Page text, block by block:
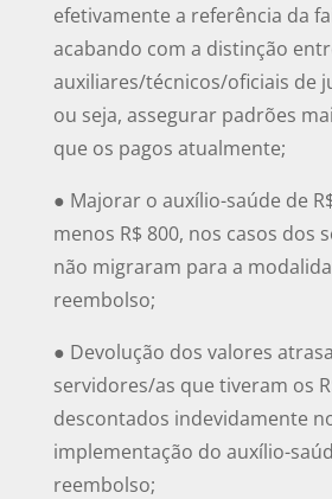
efetivamente a referência da
acabando com a distinção
auxiliares/técnicos/oficiais de
ou seja, assegurar padrões
que os pagos atualmente;
● Majorar o auxílio-saúde de
menos R$ 800, nos casos dos
não migraram para a
reembolso;
● Devolução dos valores
servidores/as que tiveram os
descontados indevidamente
implementação do auxílio-
reembolso;